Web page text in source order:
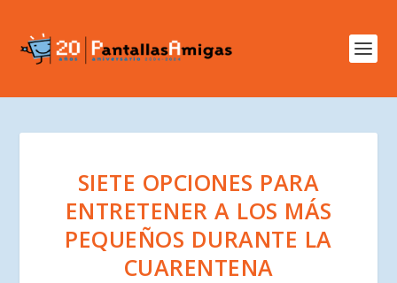
SIETE OPCIONES PARA
ENTRETENER A LOS MÁS
PEQUEÑOS DURANTE LA
CUARENTENA